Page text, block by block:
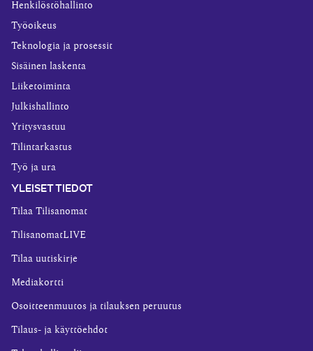
Henkilöstöhallinto
Työoikeus
Teknologia ja prosessit
Sisäinen laskenta
Liiketoiminta
Julkishallinto
Yritysvastuu
Tilintarkastus
Työ ja ura
YLEISET TIEDOT
Tilaa Tilisanomat
TilisanomatLIVE
Tilaa uutiskirje
Mediakortti
Osoitteenmuutos ja tilauksen peruutus
Tilaus- ja käyttöehdot